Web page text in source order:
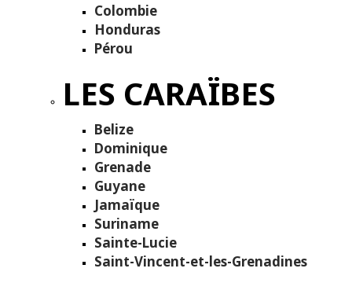
Colombie
Honduras
Pérou
LES CARAÏBES
Belize
Dominique
Grenade
Guyane
Jamaïque
Suriname
Sainte-Lucie
Saint-Vincent-et-les-Grenadines